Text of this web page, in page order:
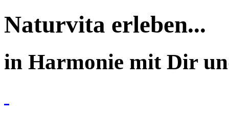
Naturvita erleben...
in Harmonie mit Dir